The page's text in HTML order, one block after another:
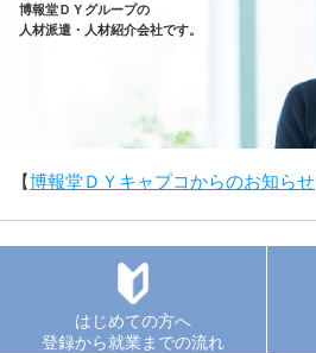
博報堂ＤＹグループの
人材派遣・人材紹介会社です。
【博報堂ＤＹキャプコからのお知らせ
はじめての方へ
登録から就業までの流れ